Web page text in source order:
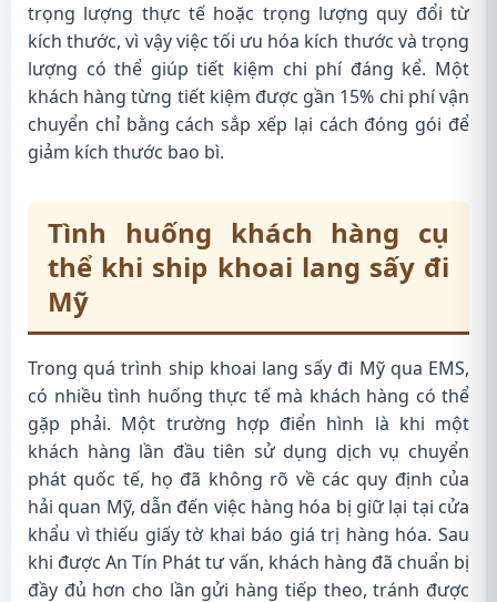
trọng lượng thực tế hoặc trọng lượng quy đổi từ
kích thước, vì vậy việc tối ưu hóa kích thước và trọng
lượng có thể giúp tiết kiệm chi phí đáng kể. Một
khách hàng từng tiết kiệm được gần 15% chi phí vận
chuyển chỉ bằng cách sắp xếp lại cách đóng gói để
giảm kích thước bao bì.
Tình huống khách hàng cụ
thể khi ship khoai lang sấy đi
Mỹ
Trong quá trình ship khoai lang sấy đi Mỹ qua EMS,
có nhiều tình huống thực tế mà khách hàng có thể
gặp phải. Một trường hợp điển hình là khi một
khách hàng lần đầu tiên sử dụng dịch vụ chuyển
phát quốc tế, họ đã không rõ về các quy định của
hải quan Mỹ, dẫn đến việc hàng hóa bị giữ lại tại cửa
khẩu vì thiếu giấy tờ khai báo giá trị hàng hóa. Sau
khi được An Tín Phát tư vấn, khách hàng đã chuẩn bị
đầy đủ hơn cho lần gửi hàng tiếp theo, tránh được